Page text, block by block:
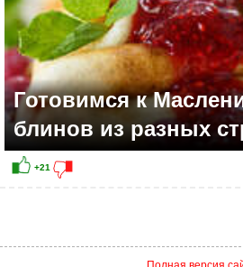
Готовимся к
блинов из разных